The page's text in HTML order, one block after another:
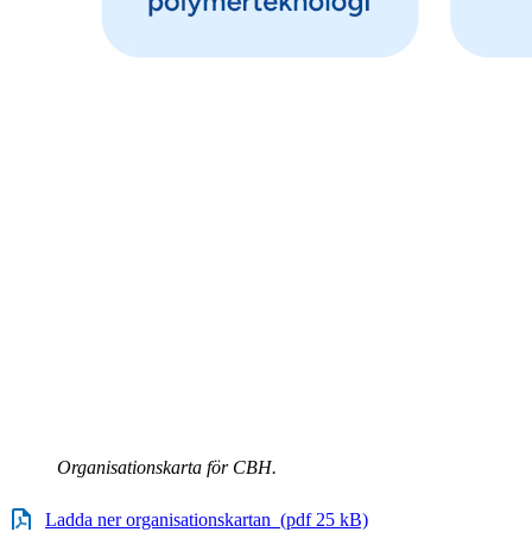
Organisationskarta för CBH.
Ladda ner organisationskartan (pdf 25 kB)